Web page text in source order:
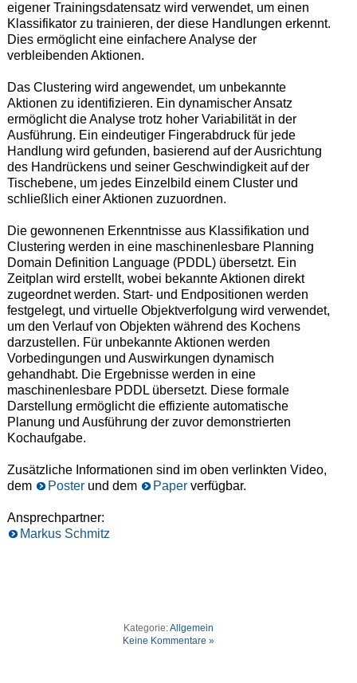
eigener Trainingsdatensatz wird verwendet, um einen
Klassifikator zu trainieren, der diese Handlungen erkennt.
Dies ermöglicht eine einfachere Analyse der
verbleibenden Aktionen.
Das Clustering wird angewendet, um unbekannte
Aktionen zu identifizieren. Ein dynamischer Ansatz
ermöglicht die Analyse trotz hoher Variabilität in der
Ausführung. Ein eindeutiger Fingerabdruck für jede
Handlung wird gefunden, basierend auf der Ausrichtung
des Handrückens und seiner Geschwindigkeit auf der
Tischebene, um jedes Einzelbild einem Cluster und
schließlich einer Aktionen zuzuordnen.
Die gewonnenen Erkenntnisse aus Klassifikation und
Clustering werden in eine maschinenlesbare Planning
Domain Definition Language (PDDL) übersetzt. Ein
Zeitplan wird erstellt, wobei bekannte Aktionen direkt
zugeordnet werden. Start- und Endpositionen werden
festgelegt, und virtuelle Objektverfolgung wird verwendet,
um den Verlauf von Objekten während des Kochens
darzustellen. Für unbekannte Aktionen werden
Vorbedingungen und Auswirkungen dynamisch
gehandhabt. Die Ergebnisse werden in eine
maschinenlesbare PDDL übersetzt. Diese formale
Darstellung ermöglicht die effiziente automatische
Planung und Ausführung der zuvor demonstrierten
Kochaufgabe.
Zusätzliche Informationen sind im oben verlinkten Video,
dem
Posterund dem Paperverfügbar.
Ansprechpartner:
Markus Schmitz
Kategorie:Allgemein
Keine Kommentare »